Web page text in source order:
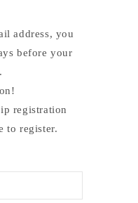
address, you
before your
registration
to register.